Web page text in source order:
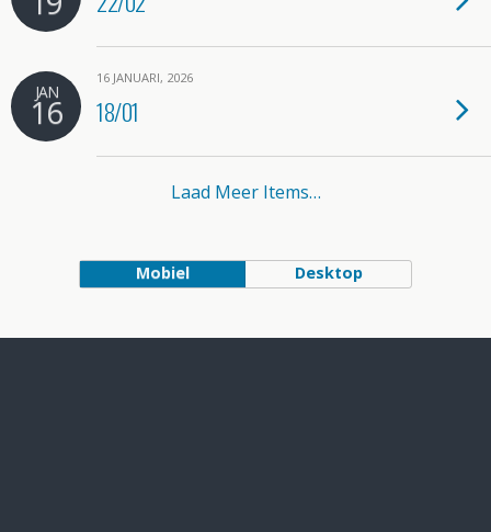
JAN
16
16 JANUARI, 2026
18/01
Laad Meer Items…
Mobiel Desktop